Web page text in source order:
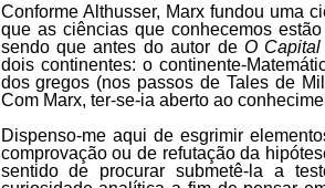
Conforme Althusser, Marx fundou uma
que as ciências que conhecemos
sendo que antes do autor de O Capital
dois continentes: o continente-
dos gregos (nos passos de Tales de
Com Marx, ter-se-ia aberto ao
Dispenso-me aqui de esgrimir
comprovação ou de refutação da
sentido de procurar submetê-la a